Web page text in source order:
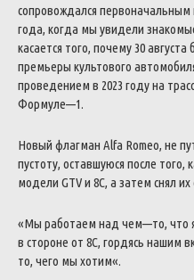
сопровождался первоначальным
года, когда мы увидели
касается того, почему 30августа
премьеры культового
проведением в 2023 годуна
Формуле—1.
Новый флагман Alfa Romeo, не
пустоту, оставшуюся после того,
модели GTVи 8C, а затем снял их
«Мы работаем над чем—то, что
в стороне от 8C, гордясь нашим
то, чего мы хотим«.